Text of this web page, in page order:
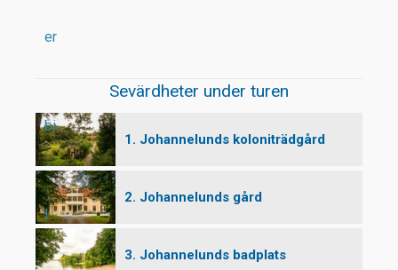
er
bi
l
Sevärdheter under turen
1. Johannelunds koloniträdgård
2. Johannelunds gård
3. Johannelunds badplats